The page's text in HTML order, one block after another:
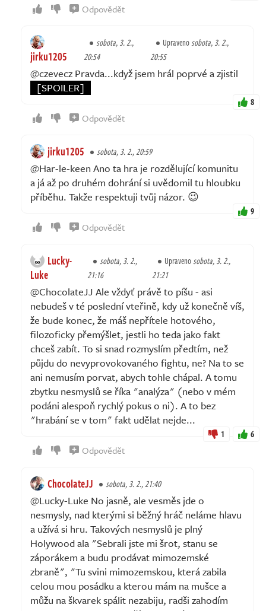
Odpovědět
jirku1205
sobota, 3. 2.,
20:54
Upravenosobota, 3. 2.,
20:55
@czevecz Pravda...když jsem hrál poprvé a zjistil
[SPOILER]
8
Odpovědět
jirku1205 sobota, 3. 2., 20:59
@Har-le-keen Ano ta hra je rozdělující komunitu
a já až po druhém dohrání si uvědomil tu hloubku
příběhu. Takže respektuji tvůj názor. 😉
9
Odpovědět
Lucky-
Luke
sobota, 3. 2.,
21:16
Upravenosobota, 3. 2.,
21:21
@ChocolateJJ Ale vždyť právě to píšu - asi
nebudeš v té poslední vteřině, kdy už konečně víš,
že bude konec, že máš nepřítele hotového,
filozoficky přemýšlet, jestli ho teda jako fakt
chceš zabít. To si snad rozmyslím předtím, než
půjdu do nevyprovokovaného fightu, ne? Na to se
ani nemusím porvat, abych tohle chápal. A tomu
zbytku nesmyslů se říka "analýza" (nebo v mém
podáni alespoň rychlý pokus o ni). A to bez
"hrabání se v tom" fakt udělat nejde...
1 6
Odpovědět
ChocolateJJ sobota, 3. 2., 21:40
@Lucky-Luke No jasně, ale vesměs jde o
nesmysly, nad kterými si běžný hráč neláme hlavu
a užívá si hru. Takových nesmyslů je plný
Holywood ala "Sebrali jste mi šrot, stanu se
záporákem a budu prodávat mimozemské
zbraně", "Tu svini mimozemskou, která zabila
celou mou posádku a kterou mám na mušce a
můžu na škvarek spálit nezabiju, radši zahodím